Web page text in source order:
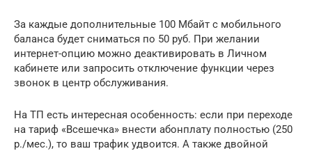
За каждые дополнительные 100 Мбайт с мобильного
баланса будет сниматься по 50 руб. При желании
интернет-опцию можно деактивировать в Личном
кабинете или запросить отключение функции через
звонок в центр обслуживания.
На ТП есть интересная особенность: если при переходе
на тариф «Всешечка» внести абонплату полностью (250
р./мес.), то ваш трафик удвоится. А также двойной